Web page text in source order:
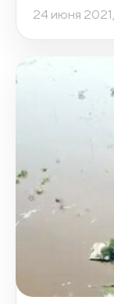
24 июня